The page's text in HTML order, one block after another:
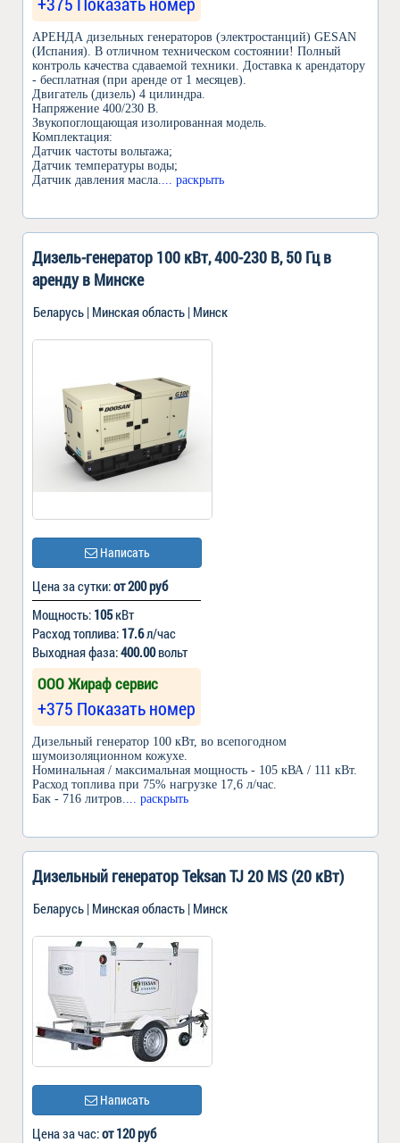
АРЕНДА дизельных генераторов (электростанций) GESAN
(Испания). В отличном техническом состоянии! Полный
контроль качества сдаваемой техники. Доставка к арендатору
- бесплатная (при аренде от 1 месяцев).
Двигатель (дизель) 4 цилиндра.
Напряжение 400/230 В.
Звукопоглощающая изолированная модель.
Комплектация:
Датчик частоты вольтажа;
Датчик температуры воды;
Датчик давления масла.
... раскрыть
Дизель-генератор 100 кВт, 400-230 В, 50 Гц в
аренду в Минске
Беларусь | Минская область | Минск
Написать
Цена за сутки:от 200 руб
Мощность: 105кВт
Расход топлива: 17.6л/час
Выходная фаза:400.00вольт
ООО Жираф сервис
+375 Показать номер
Дизельный генератор 100 кВт, во всепогодном
шумоизоляционном кожухе.
Номинальная / максимальная мощность - 105 кВА / 111 кВт.
Расход топлива при 75% нагрузке 17,6 л/час.
Бак - 716 литров.
... раскрыть
Дизельный генератор Теksan TJ 20 MS (20 кВт)
Беларусь | Минская область | Минск
Написать
Цена за час:от 120 руб